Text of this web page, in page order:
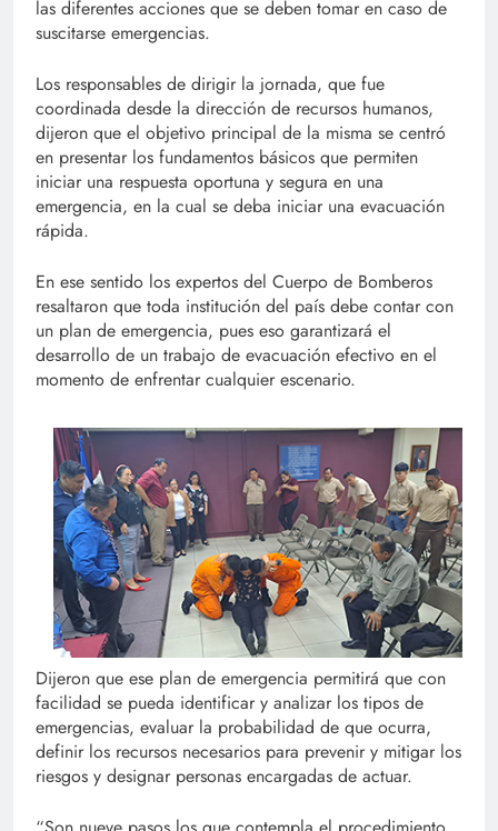
las diferentes acciones que se deben tomar en caso de
suscitarse emergencias.
Los responsables de dirigir la jornada, que fue
coordinada desde la dirección de recursos humanos,
dijeron que el objetivo principal de la misma se centró
en presentar los fundamentos básicos que permiten
iniciar una respuesta oportuna y segura en una
emergencia, en la cual se deba iniciar una evacuación
rápida.
En ese sentido los expertos del Cuerpo de Bomberos
resaltaron que toda institución del país debe contar con
un plan de emergencia, pues eso garantizará el
desarrollo de un trabajo de evacuación efectivo en el
momento de enfrentar cualquier escenario.
Dijeron que ese plan de emergencia permitirá que con
facilidad se pueda identificar y analizar los tipos de
emergencias, evaluar la probabilidad de que ocurra,
definir los recursos necesarios para prevenir y mitigar los
riesgos y designar personas encargadas de actuar.